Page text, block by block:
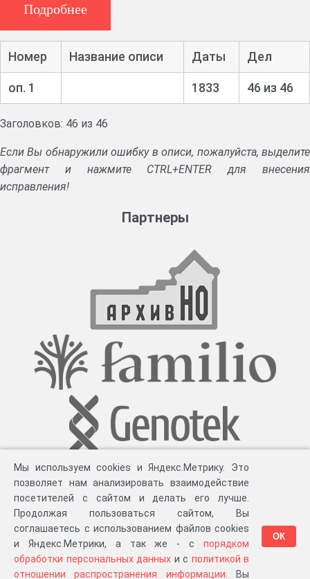
Указы императора Николая I о следствии по делу
декабристов (копии). Указы и инструкции о переписи
населения в России.
Схема исследования различных промыслов. Руководство по охоте.
Подробнее
Номер Название описи Даты Дел
оп. 1 1833 46 из 46
Заголовков: 46 из 46
Если Вы обнаружили ошибку в описи, пожалуйста, выделите
фрагмент и нажмите CTRL+ENTER для внесения
исправления!
Партнеры
Разработка компании «Великіе предки», 2023-2026 гг. Блог.Суть проекта
Персональные данные.Распространение информации . ЧаВО. Сборка 111.35
Мы используем cookies и Яндекс.Метрику. Это
позволяет нам анализировать взаимодействие
посетителей с сайтом и делать его лучше.
Продолжая пользоваться сайтом, Вы
соглашаетесь с использованием файлов cookies
и Яндекс.Метрики, а так же - с порядком
обработки персональных данных и с политикой в
отношении распространения информации . Вы
ОК